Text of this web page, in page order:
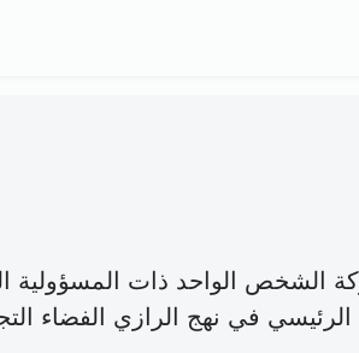
الشخص الواحد ذات المسؤولية
الرئيسي في نهج الرازي الفضاء